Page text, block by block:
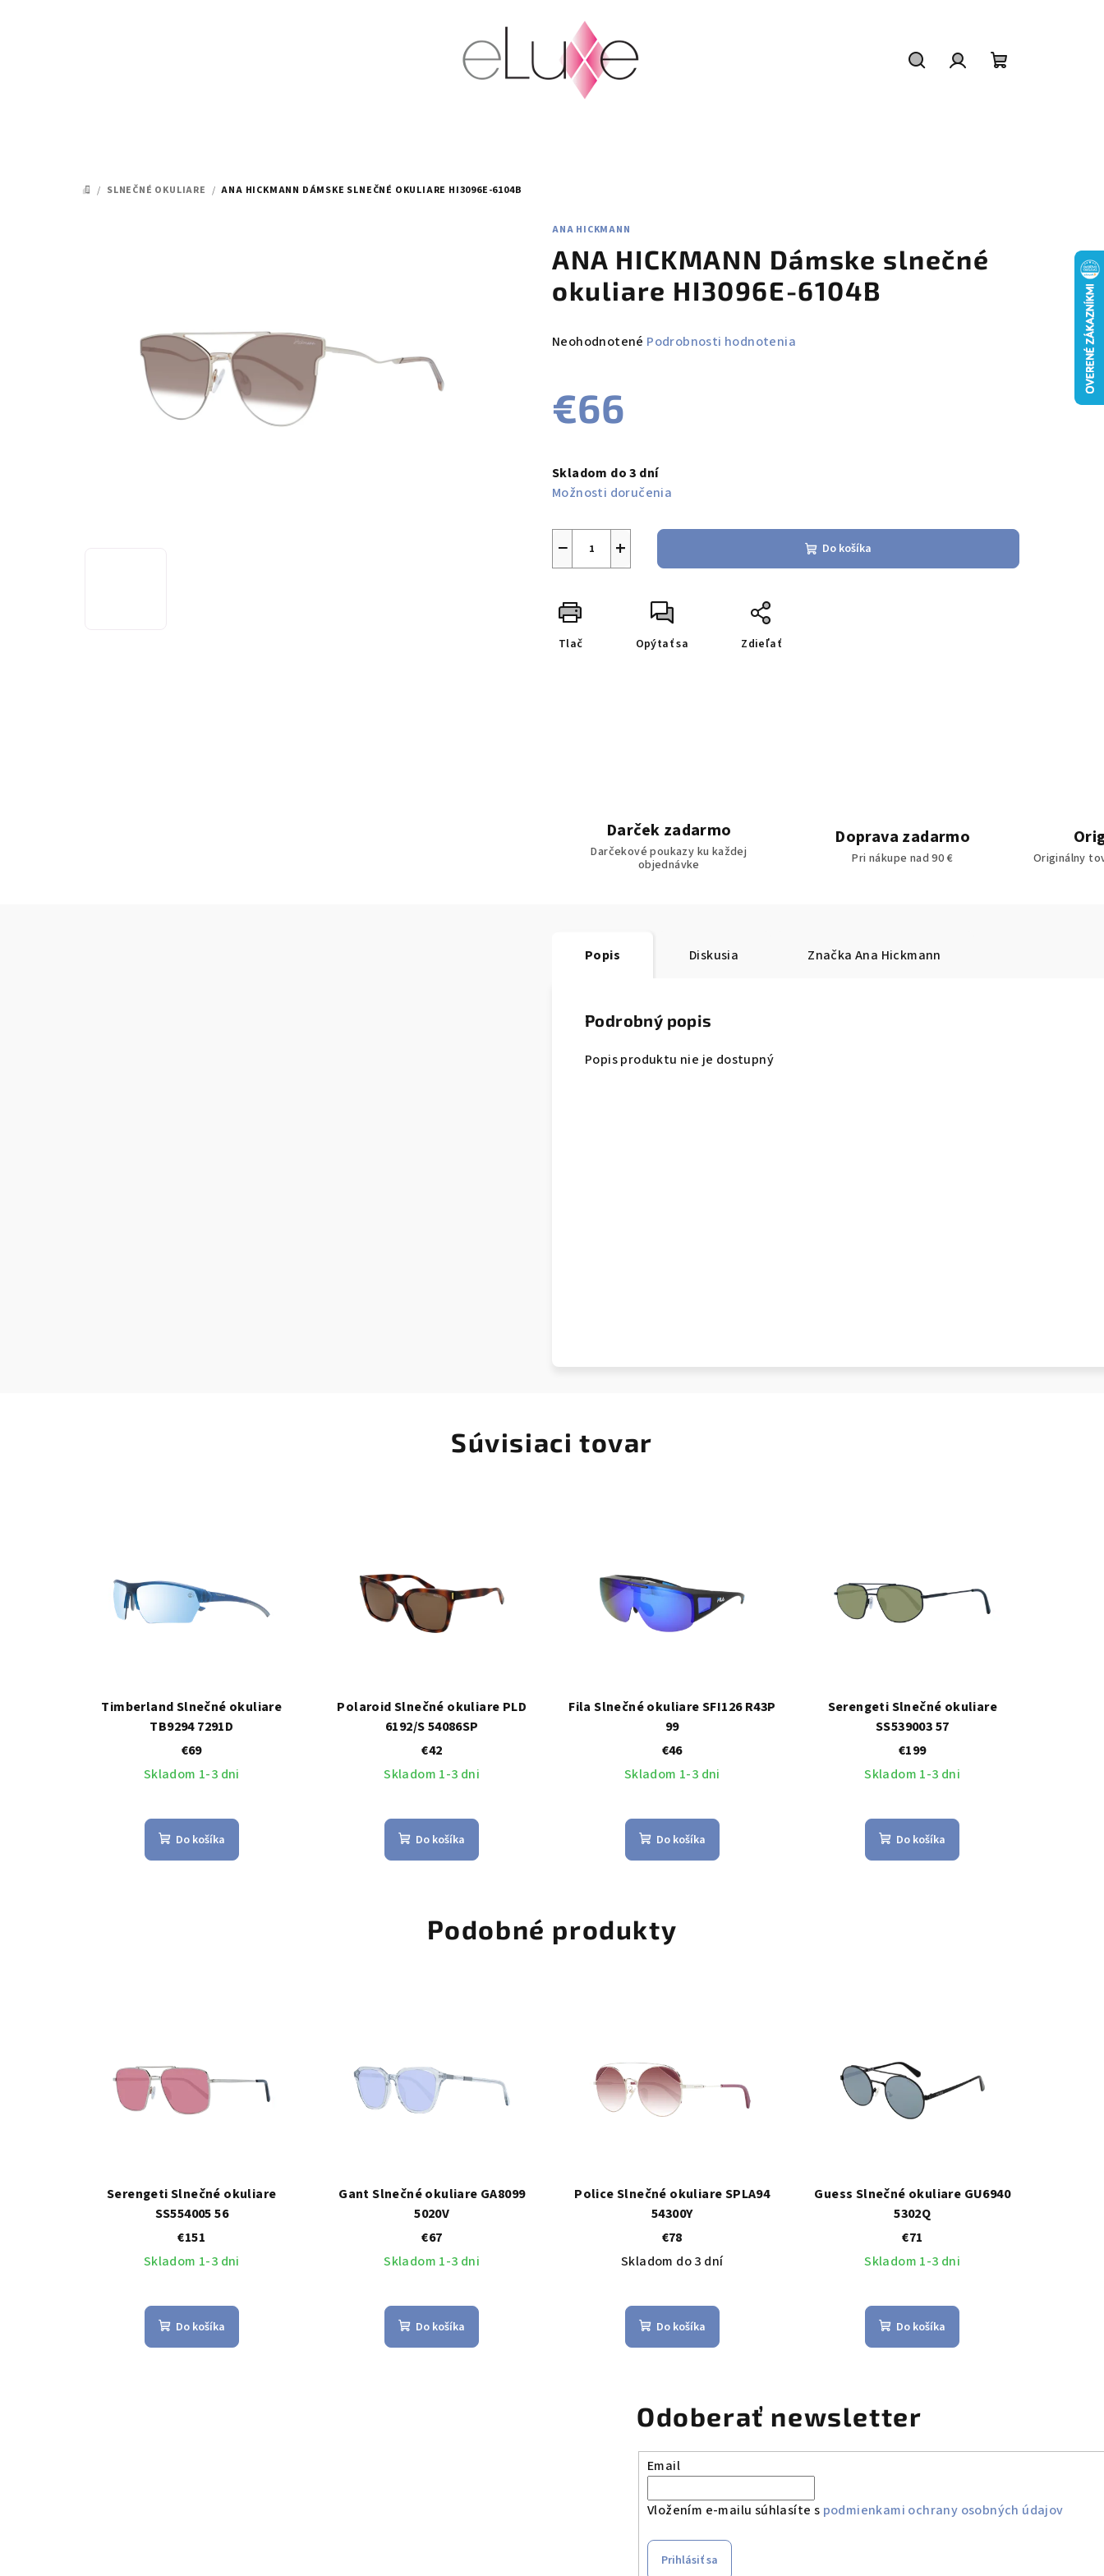
DOMOV
/ SLNEČNÉ OKULIARE / ANA HICKMANN DÁMSKE SLNEČNÉ OKULIARE HI3096E-6104B
ANA HICKMANN
ANA HICKMANN Dámske slnečné
okuliare HI3096E-6104B
Priemerné
je
0,0
hviezdičiek.
Neohodnotené Podrobnosti hodnotenia
€66
cena:
Skladom do 3 dní
Možnosti doručenia
+
− Do košíka
Tlač Opýtať sa Zdieľať
Darček zadarmo
Darčekové poukazy ku každej
objednávke
Doprava zadarmo
Pri nákupe nad 90 € Originálny
Popis Diskusia Značka Ana Hickmann
Podrobný popis
Popis produktu nie je dostupný
Súvisiaci tovar
Timberland Slnečné okuliare
TB9294 7291D
€69
Skladom 1-3 dni
Do košíka
Polaroid Slnečné okuliare PLD
6192/S 54086SP
€42
Skladom 1-3 dni
Do košíka
Fila Slnečné okuliare SFI126 R43P
99
€46
Skladom 1-3 dni
Do košíka
Serengeti Slnečné okuliare
SS539003 57
€199
Skladom 1-3 dni
Do košíka
Podobné produkty
Serengeti Slnečné okuliare
SS554005 56
€151
Skladom 1-3 dni
Do košíka
Gant Slnečné okuliare GA8099
5020V
€67
Skladom 1-3 dni
Do košíka
Police Slnečné okuliare SPLA94
54300Y
€78
Skladom do 3 dní
Do košíka
Guess Slnečné okuliare GU6940
5302Q
€71
Skladom 1-3 dni
Do košíka
Odoberať newsletter
Email
Vložením e-mailu súhlasíte s podmienkami ochrany osobných údajov
Prihlásiť sa